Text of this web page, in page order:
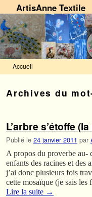
ArtisAnne Textile
Accueil
Archives du
L’arbre s’étoffe
Publié le 24 janvier 2011 par
A propos du proverbe au-
enfants des racines et
j’ai donc plusieurs fois
cette mosaïque (je sais
Lire la suite →